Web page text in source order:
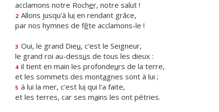
acclamons notre Rocher, notre salut !
2 Allons jusqu'à lui en rendant grâce,
par nos hymnes de fête acclamons-le !
3 Oui, le grand Dieu, c'est le Seigneur,
le grand roi au-dessus de tous les dieux :
4 il tient en main les profondeurs de la terre,
et les sommets des montagnes sont à lui ;
5 à lui la mer, c'est lui qui l'a faite,
et les terres, car ses mains les ont pétries.